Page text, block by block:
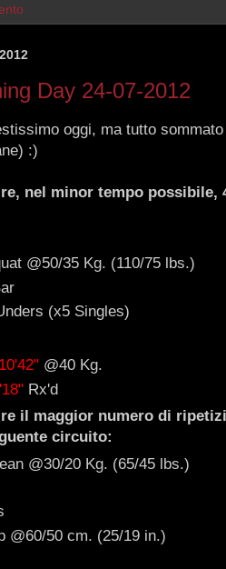
Day 24-07-2012
oggi, ma tutto
:)
nel minor tempo possibile,
@50/35 Kg. (110/75 lbs.)
(x5 Singles)
10'42" @40 Kg.
Rx'd
il maggior numero di
circuito:
@30/20 Kg. (65/45 lbs.)
@60/50 cm. (25/19 in.)